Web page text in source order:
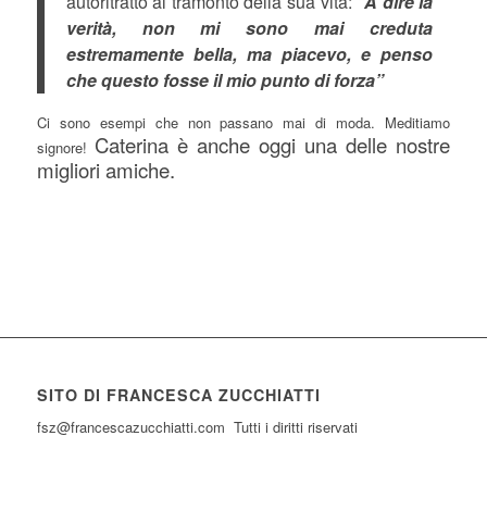
verità, non mi sono mai creduta
estremamente bella, ma piacevo, e penso
che questo fosse il mio punto di forza”
Ci sono esempi che non passano mai di moda. Meditiamo
signore! Caterina è anche oggi una delle nostre
migliori amiche.
SITO DI FRANCESCA ZUCCHIATTI
fsz@francescazucchiatti.com Tutti i diritti riservati